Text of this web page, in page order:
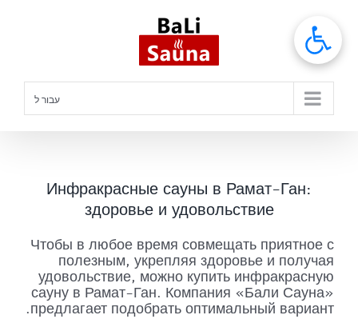
עבור ל
Инфракрасные сауны в Рамат-Ган:
здоровье и удовольствие
Чтобы в любое время совмещать приятное с
полезным, укрепляя здоровье и получая
удовольствие, можно купить инфракрасную
сауну в Рамат-Ган. Компания «Бали Сауна»
предлагает подобрать оптимальный вариант.